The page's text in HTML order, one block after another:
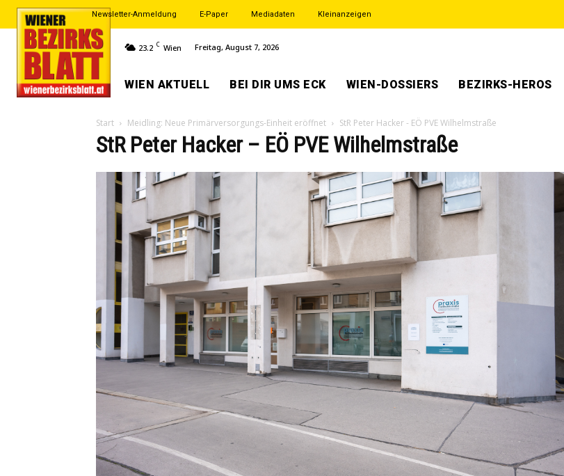
Newsletter-Anmeldung E-Paper Mediadaten Kleinanzeigen
23.2 C Wien Freitag, August 7, 2026
WIEN AKTUELL BEI DIR UMS ECK WIEN-DOSSIERS BEZIRKS-HEROS
Start Meidling: Neue Primärversorgungs-Einheit eröffnet StR Peter Hacker - EÖ PVE Wilhelmstraße
StR Peter Hacker – EÖ PVE Wilhelmstraße